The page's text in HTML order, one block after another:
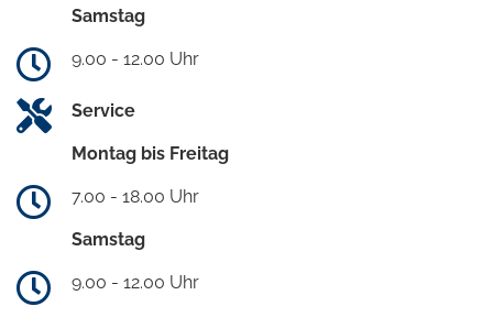
Samstag
9.00 - 12.00 Uhr
Service
Montag bis Freitag
7.00 - 18.00 Uhr
Samstag
9.00 - 12.00 Uhr